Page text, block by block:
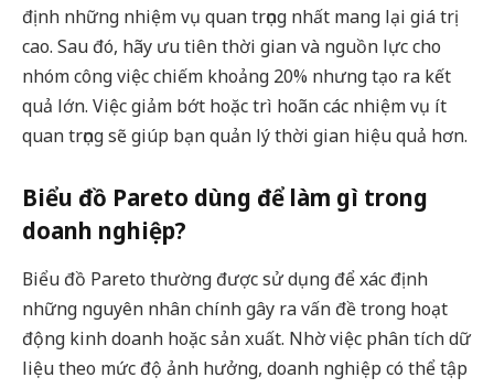
định những nhiệm vụ quan trọng nhất mang lại giá trị
cao. Sau đó, hãy ưu tiên thời gian và nguồn lực cho
nhóm công việc chiếm khoảng 20% nhưng tạo ra kết
quả lớn. Việc giảm bớt hoặc trì hoãn các nhiệm vụ ít
quan trọng sẽ giúp bạn quản lý thời gian hiệu quả hơn.
Biểu đồ Pareto dùng để làm gì trong
doanh nghiệp?
Biểu đồ Pareto thường được sử dụng để xác định
những nguyên nhân chính gây ra vấn đề trong hoạt
động kinh doanh hoặc sản xuất. Nhờ việc phân tích dữ
liệu theo mức độ ảnh hưởng, doanh nghiệp có thể tập